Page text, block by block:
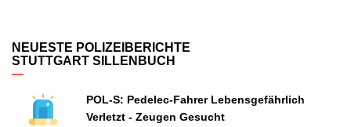
NEUESTE POLIZEIBERICHTE
STUTTGART SILLENBUCH
POL-S: Pedelec-Fahrer Lebensgefährlich
Verletzt - Zeugen Gesucht